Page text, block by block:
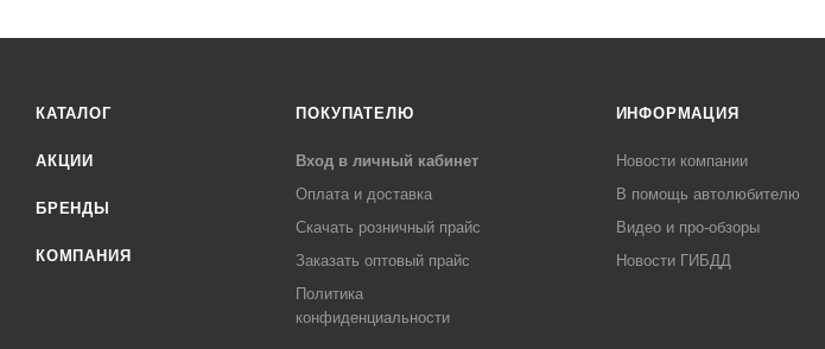
КАТАЛОГ
АКЦИИ
БРЕНДЫ
КОМПАНИЯ
ПОКУПАТЕЛЮ
Вход в личный кабинет
Оплата и доставка
Скачать розничный прайс
Заказать оптовый прайс
Политика
конфиденциальности
ИНФОРМАЦИЯ
Новости компании
В помощь автолюбителю
Видео и про-обзоры
Новости ГИБДД